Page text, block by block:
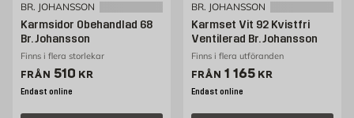
BR. JOHANSSON
Karmsidor Obehandlad 68
Br. Johansson
Finns i flera storlekar
FRÅN Pris 510 kr
510 KR
Endast online
BR. JOHANSSON
Karmset Vit 92 Kvistfri
Ventilerad Br. Johansson
Finns i flera utföranden
FRÅN Pris 1165 kr
1 165 KR
Endast online